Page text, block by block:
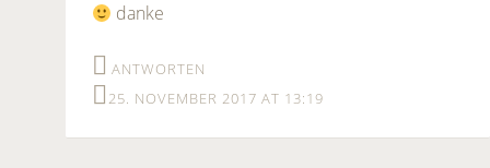
danke
ANTWORTEN
25. NOVEMBER 2017 AT 13:19